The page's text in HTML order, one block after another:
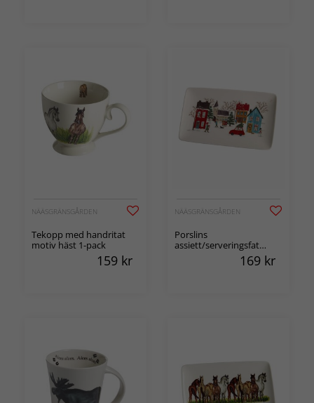
NÄÄSGRÄNSGÅRDEN
Tekopp med handritat
motiv häst 1-pack
159 kr
NÄÄSGRÄNSGÅRDEN
Porslins
assiett/serveringsfat
Vinter med tryckt
handritat motiv 1-pack
169 kr